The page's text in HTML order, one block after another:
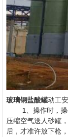
玻璃钢盐酸罐动工
1、操作时，操
压缩空气送人砂罐
后，才准许放下枪